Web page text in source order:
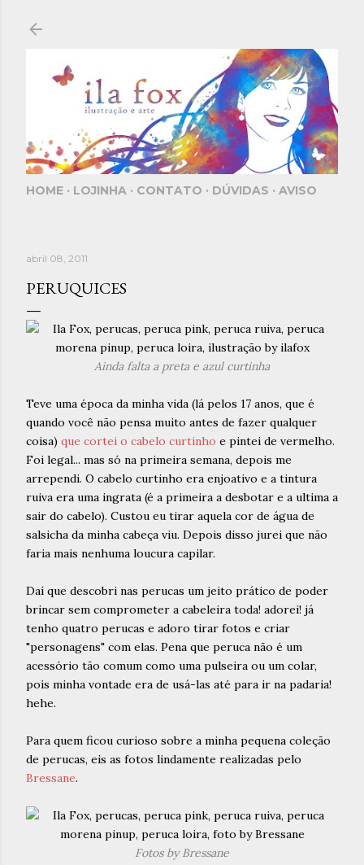
HOME LOJINHA CONTATO DÚVIDAS AVISO
abril 08, 2011
PERUQUICES
Ainda falta a preta e azul curtinha
Teve uma época da minha vida (lá pelos 17 anos, que é
quando você não pensa muito antes de fazer qualquer
coisa) que cortei o cabelo curtinho e pintei de vermelho.
Foi legal... mas só na primeira semana, depois me
arrependi. O cabelo curtinho era enjoativo e a tintura
ruiva era uma ingrata (é a primeira a desbotar e a ultima a
sair do cabelo). Custou eu tirar aquela cor de água de
salsicha da minha cabeça viu. Depois disso jurei que não
faria mais nenhuma loucura capilar.
Daí que descobri nas perucas um jeito prático de poder
brincar sem comprometer a cabeleira toda! adorei! já
tenho quatro perucas e adoro tirar fotos e criar
"personagens" com elas. Pena que peruca não é um
acessório tão comum como uma pulseira ou um colar,
pois minha vontade era de usá-las até para ir na padaria!
hehe.
Para quem ficou curioso sobre a minha pequena coleção
de perucas, eis as fotos lindamente realizadas pelo
Bressane.
Fotos by Bressane